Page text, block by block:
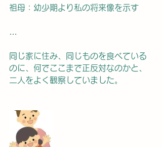
祖母：幼少期より私の将来像を示す
同じ家に住み、同じものを食べている
のに、何でここまで正反対なのかと、
二人をよく観察していました。